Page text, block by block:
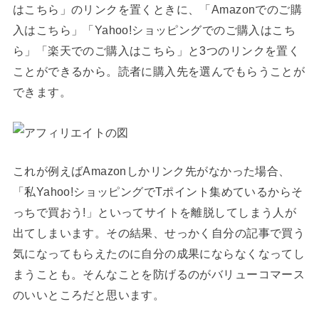
はこちら」のリンクを置くときに、「Amazonでのご購
入はこちら」「Yahoo!ショッピングでのご購入はこち
ら」「楽天でのご購入はこちら」と3つのリンクを置く
ことができるから。読者に購入先を選んでもらうことが
できます。
これが例えばAmazonしかリンク先がなかった場合、
「私Yahoo!ショッピングでTポイント集めているからそ
っちで買おう!」といってサイトを離脱してしまう人が
出てしまいます。その結果、せっかく自分の記事で買う
気になってもらえたのに自分の成果にならなくなってし
まうことも。そんなことを防げるのがバリューコマース
のいいところだと思います。